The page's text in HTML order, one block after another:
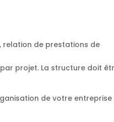
relation de prestations de
projet. La structure doit
de votre entreprise